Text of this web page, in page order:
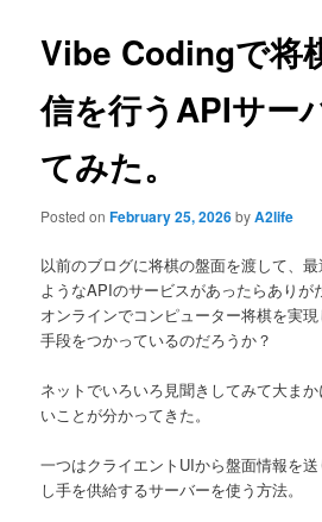
Vibe Codingで将
信を行うAPIサー
てみた。
Posted onFebruary 25, 2026byA2life
以前のブログに将棋の盤面を渡して、
ようなAPIのサービスがあったらあり
オンラインでコンピューター将棋を実
手段をつかっているのだろうか？
ネットでいろいろ見聞きしてみて大ま
いことが分かってきた。
一つはクライエントUIから盤面情報を
し手を供給するサーバーを使う方法。